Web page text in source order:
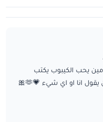
مين يحب الكيبوب يكتب
انا او اي شيء 💗🫶🎀